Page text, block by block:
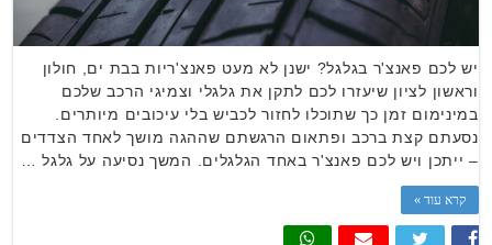
יש לכם פאנצ'ר בגלגל? ישנן לא מעט פאנצ'ריות בבת ים, חולון
וראשון לציון שיעזרו לכם לתקן את גלגלי וצמיגי הרכב שלכם
במינימום זמן כך שתוכלו לחזור לכביש בלי עיכובים מיותרים.
נסעתם קצת ברכב ופתאום הרגשתם שההגה מושך לאחד הצדדים
– ייתכן ויש לכם פאנצ'ר באחד הגלגלים. המשך נסיעה על גלגל …
קרא עוד »